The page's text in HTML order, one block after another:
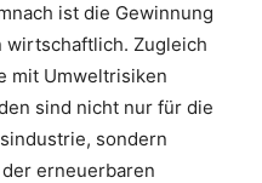
ist die Gewinnung
wirtschaftlich. Zugleich
mit Umweltrisiken
sind nicht nur für die
sondern
erneuerbaren